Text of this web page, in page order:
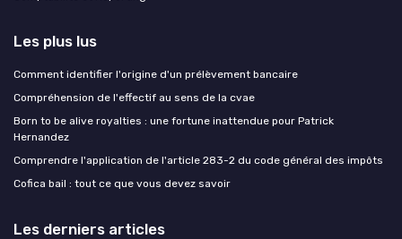
Les plus lus
Comment identifier l'origine d'un prélèvement bancaire
Compréhension de l'effectif au sens de la cvae
Born to be alive royalties : une fortune inattendue pour Patrick
Hernandez
Comprendre l'application de l'article 283-2 du code général des impôts
Cofica bail : tout ce que vous devez savoir
Les derniers articles